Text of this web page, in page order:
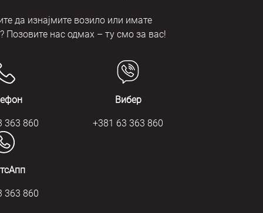
да изнајмите возило или имате
Позовите нас одмах – ту смо за вас!
363 860
Вибер
+381 63 363 860
363 860